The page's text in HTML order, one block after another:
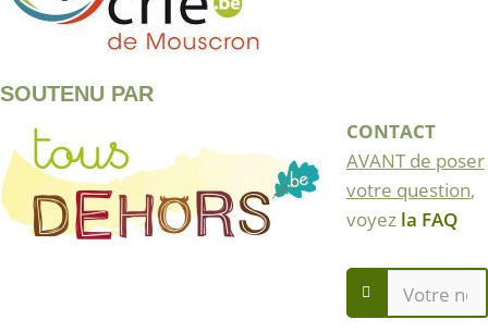
SOUTENU PAR
CONTACT
AVANT de poser
votre question,
voyez la FAQ